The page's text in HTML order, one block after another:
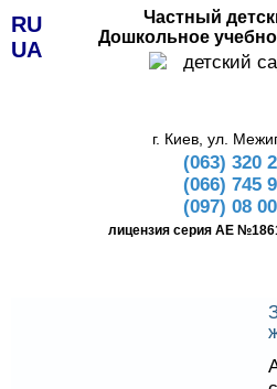
RU
UA
Частный
Дошкольное
г. Киев, ул.
(063) 320
(066) 745
(097) 08
лицензия серия АЕ